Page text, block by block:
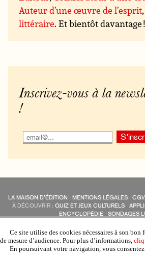
Auteur d’une œuvre de l’esprit,
littéraire. Et bientôt davantage !
Inscrivez-vous à la
!
LA MAISON D’ÉDITION · MENTIONS LÉGALES· CGV
À DÉCOUVRIR : QUIZ ET JEUX CULTURELS ·
ENCYCLOPÉDIE· SONDAGES
COLLECTIONS :SAMBUC·ÉDISOLUM·REVUE
AUTRES SITES :COLL. « LES
Ce site utilise des cookies nécessaires à son
de mesure d’audience. Pour plus d’informations,
En poursuivant votre navigation, vous